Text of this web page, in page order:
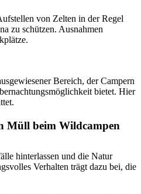
von Zelten in der Regel
zu schützen. Ausnahmen
Bereich, der Campern
bietet. Hier
Müll beim Wildcampen
hinterlassen und die Natur
Verhalten trägt dazu bei, die